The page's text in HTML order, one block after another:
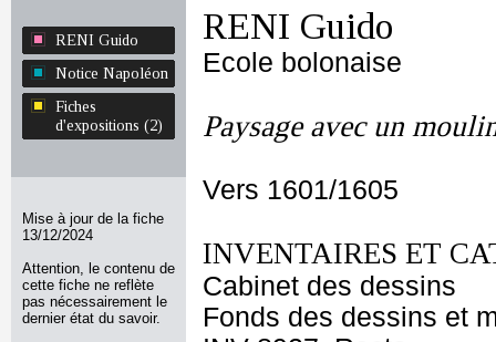
RENI Guido
Notice Napoléon
Fiches
d'expositions (2)
Mise à jour de la fiche
13/12/2024
Attention, le contenu de
cette fiche ne reflète
pas nécessairement le
dernier état du savoir.
RENI Guido
Ecole bolonaise
Paysage avec un
Vers 1601/1605
INVENTAIRES ET
Cabinet des dessins
Fonds des dessins et